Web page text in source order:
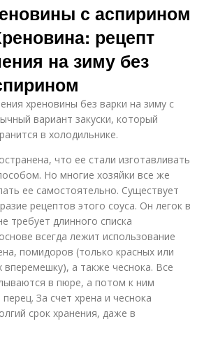
с аспирином
рецепт
на зиму без
хреновины без варки на зиму с
вариант закуски, который
в холодильнике.
что ее стали изготавливать
Но многие хозяйки все же
ее самостоятельно. Существует
рецептов этого соуса. Он легок в
требует длинного списка
всегда лежит использование
помидоров (только красных или
вперемешку), а также чеснока. Все
в пюре, а потом к ним
За счет хрена и чеснока
срок хранения, даже в